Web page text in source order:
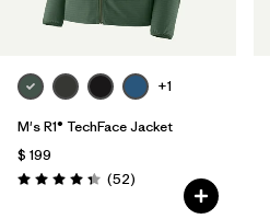
+1
M's R1® TechFace Jacket
$ 199
Valoración: 4.3 / 5
(52Comentarios
)